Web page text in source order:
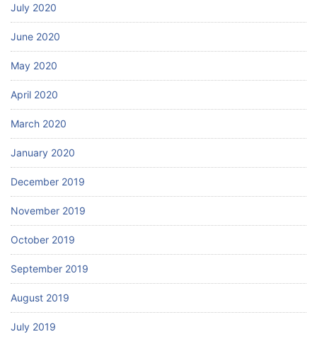
July 2020
June 2020
May 2020
April 2020
March 2020
January 2020
December 2019
November 2019
October 2019
September 2019
August 2019
July 2019